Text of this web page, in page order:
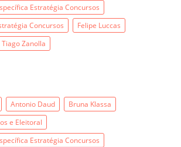
Estratégia Concursos
Concursos
Felipe Luccas
Tiago Zanolla
Antonio Daud
Bruna Klassa
e Eleitoral
Estratégia Concursos